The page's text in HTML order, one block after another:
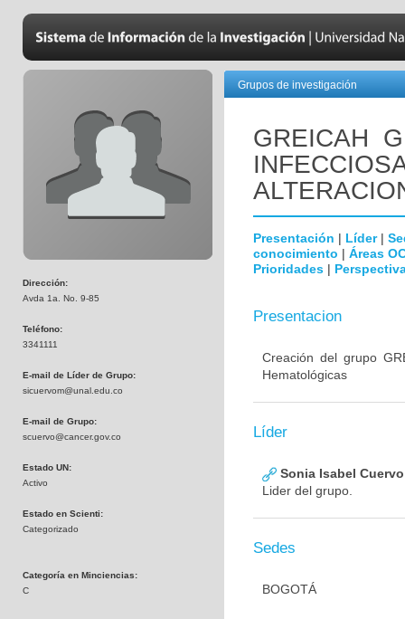
Dirección:
Avda 1a. No. 9-85
Teléfono:
3341111
E-mail de Líder de Grupo:
sicuervom@unal.edu.co
E-mail de Grupo:
scuervo@cancer.gov.co
Estado UN:
Activo
Estado en Scienti:
Categorizado
Categoría en Minciencias:
C
Grupos de investigación
GREICAH
Presentación | Líder|
conocimiento | Áreas
Prioridades |
Presentacion
Creación del grupo
Hematológicas
Líder
Sonia Isabel
Lider del grupo.
Sedes
BOGOTÁ